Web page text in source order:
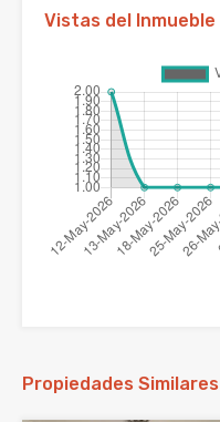
Vistas del Inmueble
Propiedades Similares